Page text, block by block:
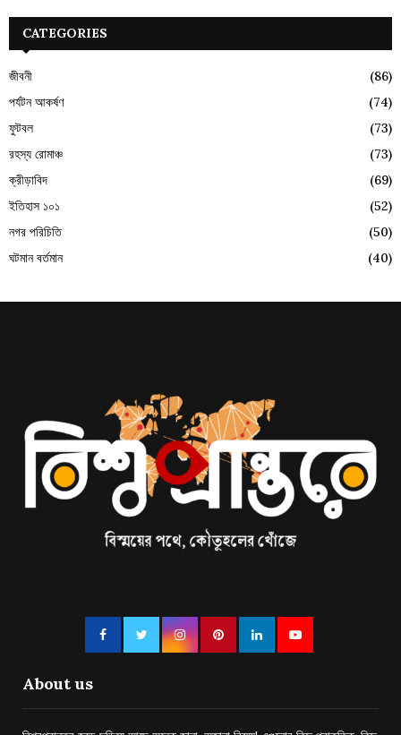
CATEGORIES
জীবনী
(86)
পর্যটন আকর্ষণ
(74)
ফুটবল
(73)
রহস্য রোমাঞ্চ
(73)
ক্রীড়াবিদ
(69)
ইতিহাস ১০১
(52)
নগর পরিচিতি
(50)
ঘটমান বর্তমান
(40)
About us